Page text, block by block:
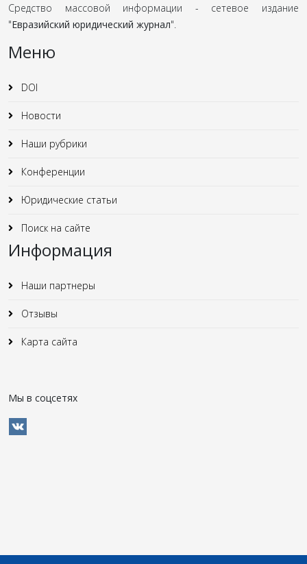
Средство массовой информации - сетевое издание
"Евразийский юридический журнал".
Меню
DOI
Новости
Наши рубрики
Конференции
Юридические статьи
Поиск на сайте
Информация
Наши партнеры
Отзывы
Карта сайта
Мы в соцсетях